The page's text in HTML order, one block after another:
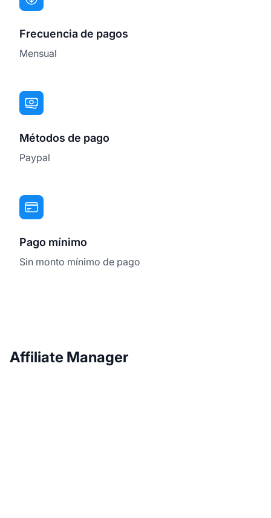
Frecuencia de pagos
Mensual
Métodos de pago
Paypal
Pago mínimo
Sin monto mínimo de pago
Affiliate Manager